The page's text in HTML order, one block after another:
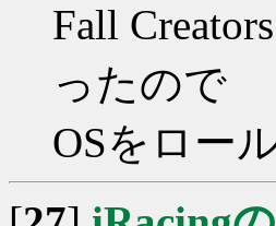
Fall
ったので
OSをロー